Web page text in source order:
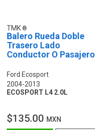
TMK
Balero Rueda Doble
Trasero Lado
Conductor O Pasajero
Ford Ecosport
2004-2013
ECOSPORT L4 2.0L
$135.00 MXN